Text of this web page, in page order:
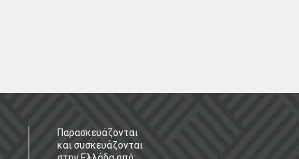
Παρασκευάζονται
και συσκευάζονται